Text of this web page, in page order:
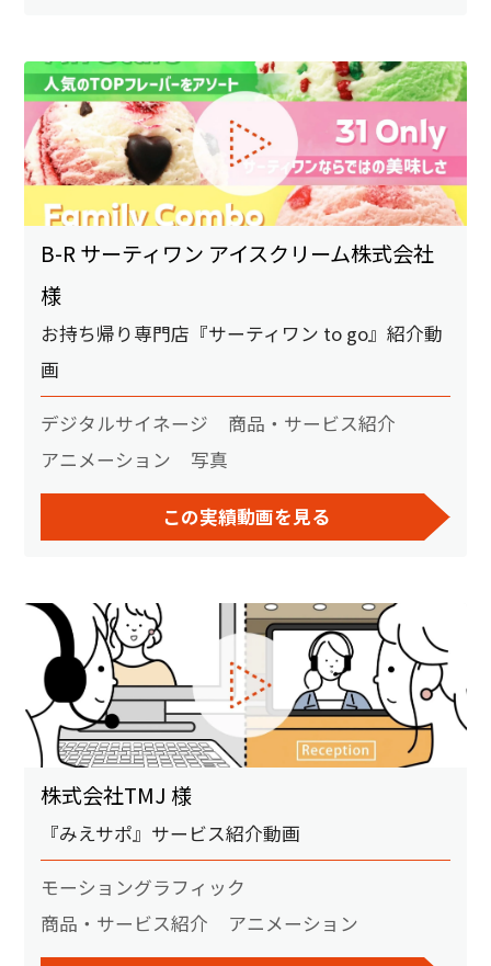
B-R サーティワン アイスクリーム株式会社
様
お持ち帰り専門店『サーティワン to go』紹介動
画
デジタルサイネージ
商品・サービス紹介
アニメーション
写真
この実績動画を見る
株式会社TMJ 様
『みえサポ』サービス紹介動画
モーショングラフィック
商品・サービス紹介
アニメーション